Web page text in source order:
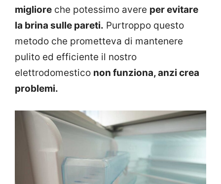
migliore che potessimo avere per evitare
la brina sulle pareti. Purtroppo questo
metodo che prometteva di mantenere
pulito ed efficiente il nostro
elettrodomestico non funziona, anzi crea
problemi.